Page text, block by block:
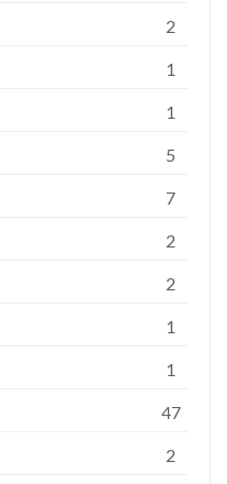
2
1
1
5
7
2
2
1
1
47
2